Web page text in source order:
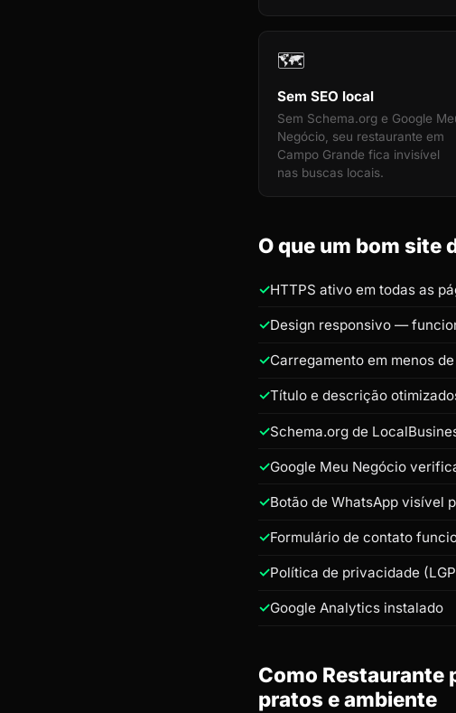
🗺️
Sem SEO local
Sem Schema.org e Google
Negócio, seu restaurante em
Campo Grande fica invisível
nas buscas locais.
O que um bom site
HTTPS ativo em todas as
Design responsivo —
Carregamento em menos
Título e descrição
Schema.org de
Google Meu Negócio
Botão de WhatsApp visível
Formulário de contato
Política de privacidade
Google Analytics instalado
Como Restaurante
pratos e ambiente